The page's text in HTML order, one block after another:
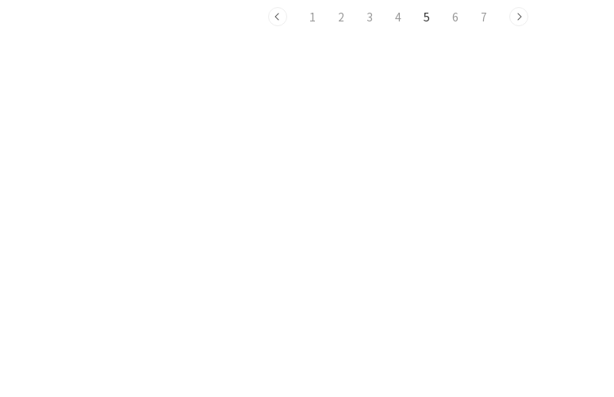
체제 정부의 역할과 산업의 관계, 산업과 작품의 유기적 ..
1 2 3 4 5 6 7